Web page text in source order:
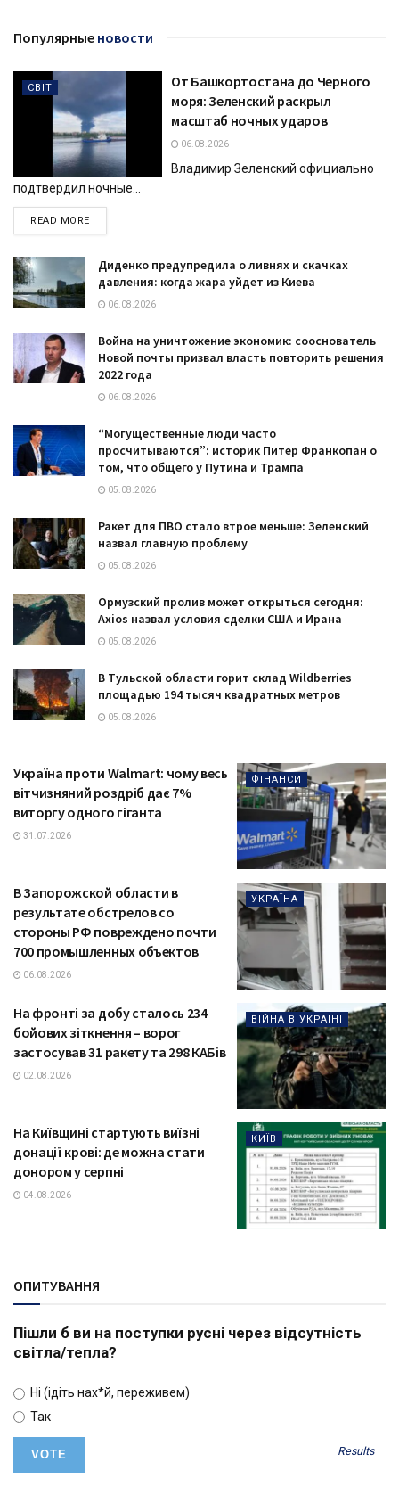
Популярные новости
СВІТ
От Башкортостана до Черного
моря: Зеленский раскрыл
масштаб ночных ударов
06.08.2026
Владимир Зеленский официально
подтвердил ночные...
READ MOREDETAILS
Диденко предупредила о ливнях и скачках
давления: когда жара уйдет из Киева
06.08.2026
Война на уничтожение экономик: сооснователь
Новой почты призвал власть повторить решения
2022 года
06.08.2026
“Могущественные люди часто
просчитываются”: историк Питер Франкопан о
том, что общего у Путина и Трампа
05.08.2026
Ракет для ПВО стало втрое меньше: Зеленский
назвал главную проблему
05.08.2026
Ормузский пролив может открыться сегодня:
Axios назвал условия сделки США и Ирана
05.08.2026
В Тульской области горит склад Wildberries
площадью 194 тысяч квадратных метров
05.08.2026
ФІНАНСИ
Україна проти Walmart: чому весь
вітчизняний роздріб дає 7%
виторгу одного гіганта
31.07.2026
УКРАЇНА
В Запорожской области в
результате обстрелов со
стороны РФ повреждено почти
700 промышленных объектов
06.08.2026
ВІЙНА В УКРАЇНІ
На фронті за добу сталось 234
бойових зіткнення – ворог
застосував 31 ракету та 298 КАБів
02.08.2026
КИЇВ
На Київщині стартують виїзні
донації крові: де можна стати
донором у серпні
04.08.2026
ОПИТУВАННЯ
Пішли б ви на поступки русні через відсутність
світла/тепла?
Ні (ідіть нах*й, переживем)
Так
Results